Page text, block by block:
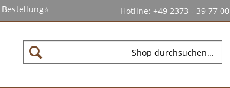
Hotline: +49 2373 - 39 77 00